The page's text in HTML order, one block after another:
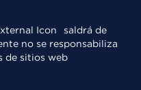
saldrá de
no se responsabiliza
de sitios web